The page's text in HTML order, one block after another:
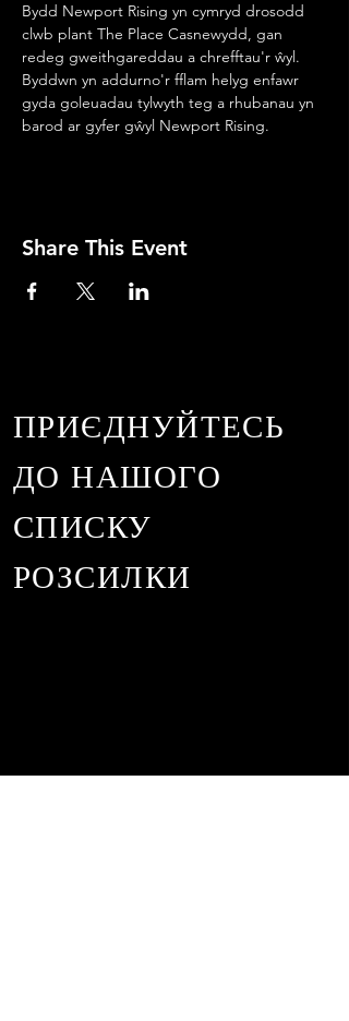
Bydd Newport Rising yn cymryd drosodd
clwb plant The Place Casnewydd, gan
redeg gweithgareddau a chrefftau'r ŵyl.
Byddwn yn addurno'r fflam helyg enfawr
gyda goleuadau tylwyth teg a rhubanau yn
barod ar gyfer gŵyl Newport Rising.
Share This Event
ПРИЄДНУЙТЕСЬ
ДО НАШОГО
СПИСКУ
РОЗСИЛКИ